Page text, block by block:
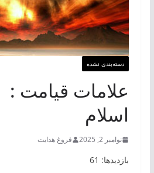
دسته‌بندی نشده
علامات قیامت :
اسلام
نوامبر 2, 2025 فروغ هدایت
بازدیدها: 61